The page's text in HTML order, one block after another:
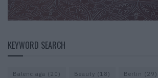
KEYWORD SEARCH
Balenciaga (20) Beauty (18) Berlin (29)